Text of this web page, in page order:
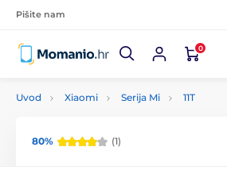
Pišite nam
0
Uvod Xiaomi Serija Mi 11T
80% (1)